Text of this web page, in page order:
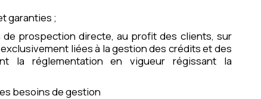
garanties ;
de prospection directe, au profit des clients, sur
liées à la gestion des crédits et des
la réglementation en vigueur régissant la
besoins de gestion